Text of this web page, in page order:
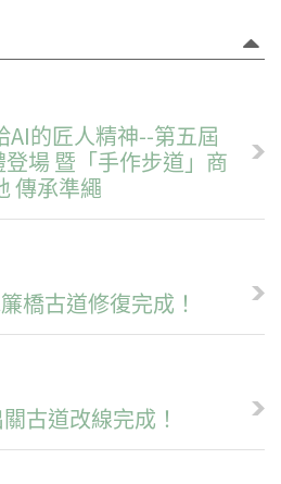
AI的匠人精神--第五屆
場 暨「手作步道」商
傳承準繩
橋古道修復完成！
古道改線完成！